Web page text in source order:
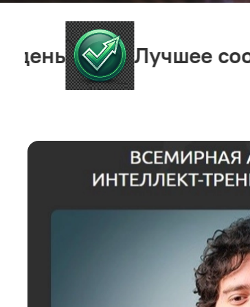
Лучшее сообщество